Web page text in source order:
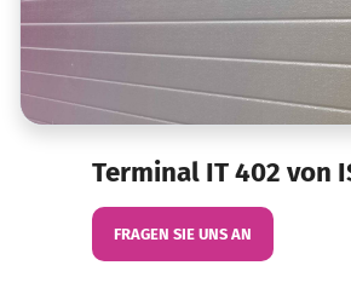
Terminal IT 402 von
FRAGEN SIE UNS AN